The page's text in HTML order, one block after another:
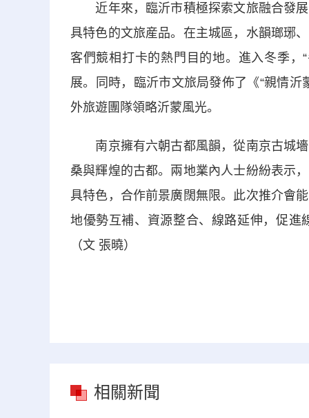
近年來，臨沂市積極探索文旅融合發展
具特色的文旅産品。在主城區，水韻瑯琊
客們競相打卡的熱門目的地。進入冬季，
展。同時，臨沂市文旅局發佈了《“親情
外旅遊團隊領略沂蒙風光。
南京擁有六朝古都風韻，從南京古城墻
桑與輝煌的古都。兩地業內人士紛紛表示
具特色，合作前景廣闊無限。此次推介會
地優勢互補、資源整合、線路延伸，促
（文 張曉）
相關新聞